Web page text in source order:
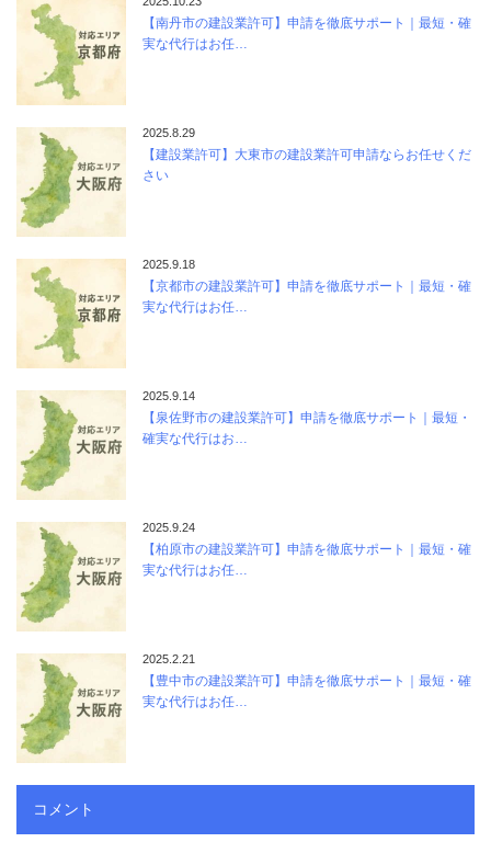
【南丹市の建設業許可】申請を徹底サポート｜最短・確
実な代行はお任…
2025.8.29
【建設業許可】大東市の建設業許可申請ならお任せくだ
さい
2025.9.18
【京都市の建設業許可】申請を徹底サポート｜最短・確
実な代行はお任…
2025.9.14
【泉佐野市の建設業許可】申請を徹底サポート｜最短・
確実な代行はお…
2025.9.24
【柏原市の建設業許可】申請を徹底サポート｜最短・確
実な代行はお任…
2025.2.21
【豊中市の建設業許可】申請を徹底サポート｜最短・確
実な代行はお任…
コメント